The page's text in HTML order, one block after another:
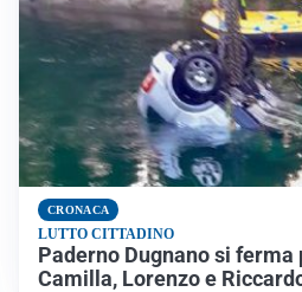
CRONACA
LUTTO CITTADINO
Paderno Dugnano si ferma
Camilla, Lorenzo e